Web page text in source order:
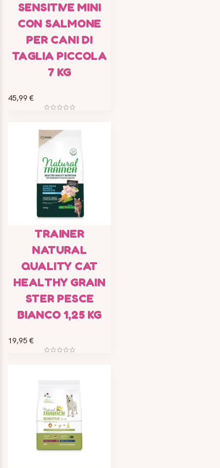
SENSITIVE MINI
CON SALMONE
PER CANI DI
TAGLIA PICCOLA
7 KG
45,99 €
TRAINER
NATURAL
QUALITY CAT
HEALTHY GRAIN
STER PESCE
BIANCO 1,25 KG
19,95 €